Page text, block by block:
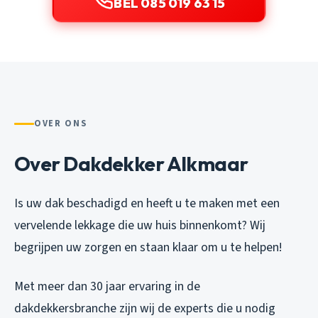
BEL 085 019 63 15
OVER ONS
Over Dakdekker Alkmaar
Is uw dak beschadigd en heeft u te maken met een
vervelende lekkage die uw huis binnenkomt? Wij
begrijpen uw zorgen en staan klaar om u te helpen!
Met meer dan 30 jaar ervaring in de
dakdekkersbranche zijn wij de experts die u nodig